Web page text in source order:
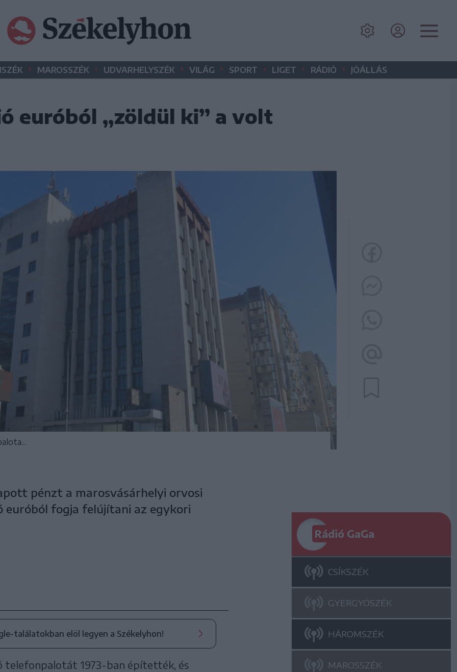
• MAROSSZÉK • UDVARHELYSZÉK • VILÁG • SPORT • LIGET • RÁDIÓ • JÓÁLLÁS
euróból „zöldül ki” a volt
pénzt a marosvásárhelyi orvosi
euróból fogja felújítani az egykori
találatokban elöl legyen a Székelyhon!
telefonpalotát 1973-ban építették, és
Rádió GaGa
CSÍKSZÉK
GYERGYÓSZÉK
HÁROMSZÉK
MAROSSZÉK